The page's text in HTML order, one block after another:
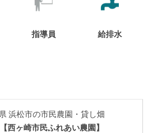
指導員 給排水
浜松市の市民農園・貸し畑
西ヶ崎市民ふれあい農園】